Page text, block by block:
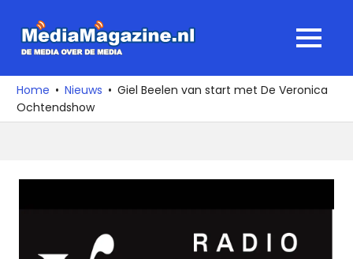
naar
media
over
de
MENU
Home Nieuws
Giel Beelen van start met De Veronica
Ochtendshow